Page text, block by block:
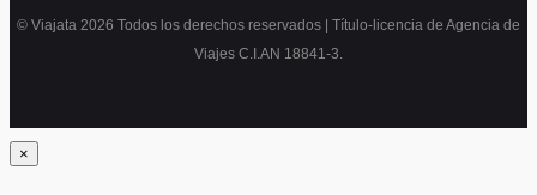
© Viajata 2026 Todos los derechos reservados | Título-licencia de Agencia de
Viajes C.I.AN 18841-3.
×